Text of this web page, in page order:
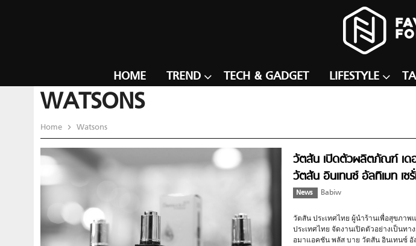
HOME TREND TECH & GADGET LIFESTYLE
WATSONS
Home Watsons
วัตสัน เปิดตัวผลิตภัณฑ์ เด
วัตสัน อินเทนซ์ อัลทิเมท เซ
News Babiw
วัตสัน ประเทศไทย ผู้นำร้านเพื่อสุขภา
ประเทศไทย จัดงานเปิดตัวอย่างเป็นท
อมาแอคชัน พลัส บาย วัตสัน อินเทนซ์ อัล